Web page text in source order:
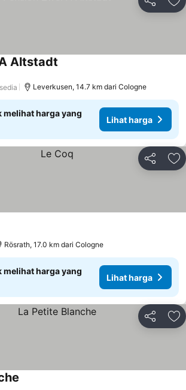
Kongsi
Altstadt
Leverkusen, 14.7 km dari Cologne
harga yang
Lihat harga
Kongsi
Rösrath, 17.0 km dari Cologne
harga yang
Lihat harga
Kongsi